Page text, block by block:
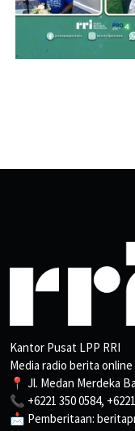
Kantor Pusat LPP RRI
Media radio berita
📍 Jl. Medan Merdeka
📞 +6221 350 0584,
📩 Pemberitaan: